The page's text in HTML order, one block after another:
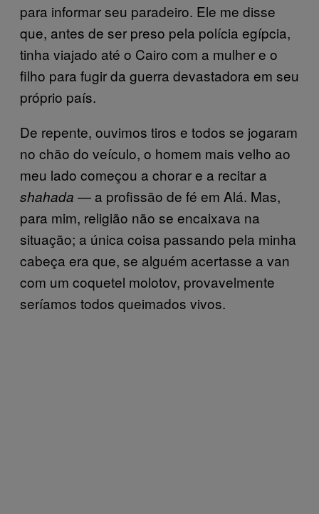
para informar seu paradeiro. Ele me disse
que, antes de ser preso pela polícia egípcia,
tinha viajado até o Cairo com a mulher e o
filho para fugir da guerra devastadora em seu
próprio país.
De repente, ouvimos tiros e todos se jogaram
no chão do veículo, o homem mais velho ao
meu lado começou a chorar e a recitar a
shahada — a profissão de fé em Alá. Mas,
para mim, religião não se encaixava na
situação; a única coisa passando pela minha
cabeça era que, se alguém acertasse a van
com um coquetel molotov, provavelmente
seríamos todos queimados vivos.